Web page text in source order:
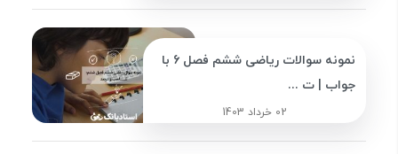
نمونه سوالات ریاضی ششم فصل 6 با
جواب | ت ...
02 خرداد 1403